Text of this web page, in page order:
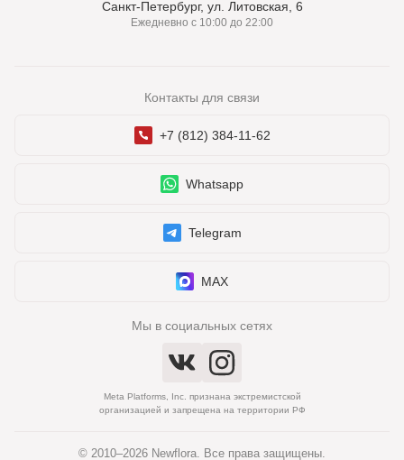
Санкт-Петербург, ул. Литовская, 6
Ежедневно с 10:00 до 22:00
Контакты для связи
+7 (812) 384-11-62
Whatsapp
Telegram
MAX
Мы в социальных сетях
Meta Platforms, Inc. признана экстремистской
организацией и запрещена на территории РФ
© 2010–2026 Newflora. Все права защищены.